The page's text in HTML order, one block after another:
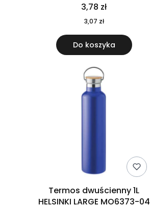
3,78 zł
3,07 zł
Do koszyka
Termos dwuścienny 1L
HELSINKI LARGE MO6373-04